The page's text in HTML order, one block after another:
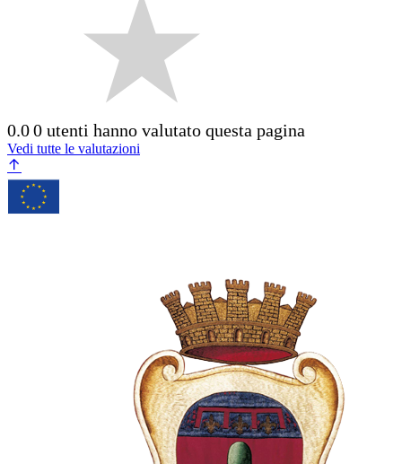
0.00 utenti hanno valutato questa pagina
Vedi tutte le valutazioni